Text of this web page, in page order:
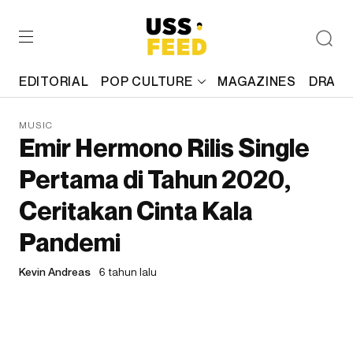
EDITORIAL POP CULTURE MAGAZINES
MUSIC
Emir Hermono Rilis Single
Pertama di Tahun 2020,
Ceritakan Cinta Kala
Pandemi
Kevin Andreas 6 tahun lalu